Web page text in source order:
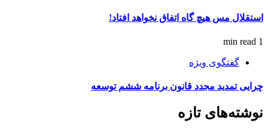
استقلال مس هیچ گاه اتفاق نخواهد افتاد!
1 min read
گفتگوی ویژه
چرایی تمدید مجدد قانون برنامه ششم توسعه
نوشته‌های تازه